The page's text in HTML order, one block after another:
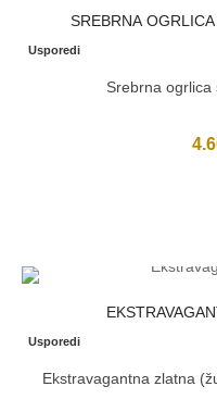
SREBRNA
Usporedi
Srebrna ogrlica
Usporedi
Ekstravagantna zlatna